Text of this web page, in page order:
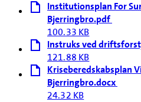
Institutionsplan For
Bjerringbro.pdf
100.33 KB
Instruks ved
121.88 KB
Kriseberedskabsplan
Bjerringbro.docx
24.32 KB